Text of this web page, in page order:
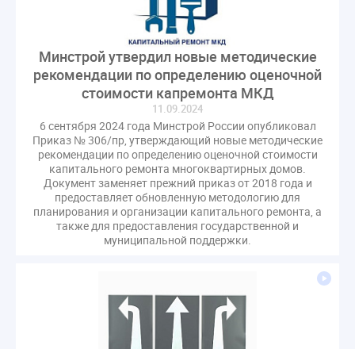
Минстрой утвердил новые методические
рекомендации по определению оценочной
стоимости капремонта МКД
11.09.2024
6 сентября 2024 года Минстрой России опубликовал
Приказ № 306/пр, утверждающий новые методические
рекомендации по определению оценочной стоимости
капитального ремонта многоквартирных домов.
Документ заменяет прежний приказ от 2018 года и
предоставляет обновленную методологию для
планирования и организации капитального ремонта, а
также для предоставления государственной и
муниципальной поддержки.